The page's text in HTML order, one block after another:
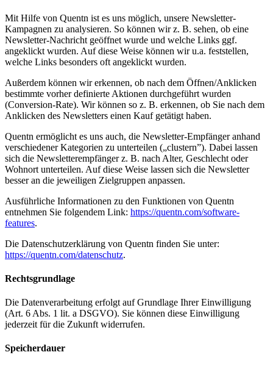
Mit Hilfe von Quentn ist es uns möglich, unsere Newsletter-
Kampagnen zu analysieren. So können wir z. B. sehen, ob eine
Newsletter-Nachricht geöffnet wurde und welche Links ggf.
angeklickt wurden. Auf diese Weise können wir u.a. feststellen,
welche Links besonders oft angeklickt wurden.
Außerdem können wir erkennen, ob nach dem Öffnen/Anklicken
bestimmte vorher definierte Aktionen durchgeführt wurden
(Conversion-Rate). Wir können so z. B. erkennen, ob Sie nach dem
Anklicken des Newsletters einen Kauf getätigt haben.
Quentn ermöglicht es uns auch, die Newsletter-Empfänger anhand
verschiedener Kategorien zu unterteilen („clustern”). Dabei lassen
sich die Newsletterempfänger z. B. nach Alter, Geschlecht oder
Wohnort unterteilen. Auf diese Weise lassen sich die Newsletter
besser an die jeweiligen Zielgruppen anpassen.
Ausführliche Informationen zu den Funktionen von Quentn
entnehmen Sie folgendem Link: https://quentn.com/software-
features.
Die Datenschutzerklärung von Quentn finden Sie unter:
https://quentn.com/datenschutz.
Rechtsgrundlage
Die Datenverarbeitung erfolgt auf Grundlage Ihrer Einwilligung
(Art. 6 Abs. 1 lit. a DSGVO). Sie können diese Einwilligung
jederzeit für die Zukunft widerrufen.
Speicherdauer